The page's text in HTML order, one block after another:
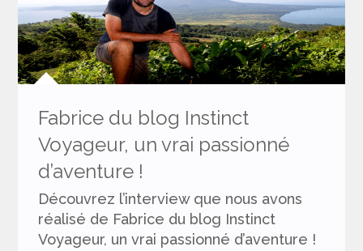
Fabrice du blog Instinct
Voyageur, un vrai passionné
d’aventure !
Découvrez l’interview que nous avons
réalisé de Fabrice du blog Instinct
Voyageur, un vrai passionné d’aventure !